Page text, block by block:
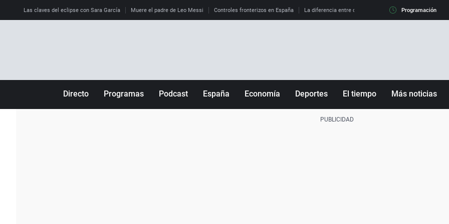
Las claves del eclipse con Sara García Muere el padre de Leo Messi Controles fronterizos en España La diferencia entre observar el eclipse al 99% y al 100%
Programación
Directo Programas Podcast España Economía Deportes El tiempo Más noticias